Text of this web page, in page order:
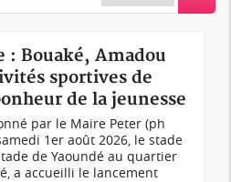
: Bouaké, Amadou
sportives de
de la jeunesse
par le Maire Peter (ph
1er août 2026, le stade
de Yaoundé au quartier
a accueilli le lancement